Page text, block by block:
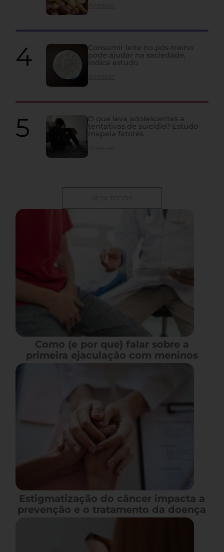
Consumir leite no pós-treino
pode ajudar na saciedade,
indica estudo
O que leva adolescentes a
tentativas de suicídio? Estudo
mapeia fatores
VEJA TODOS
Como (e por que) falar sobre a
primeira ejaculação com meninos
Estigmatização do câncer impacta a
prevenção e o tratamento da doença